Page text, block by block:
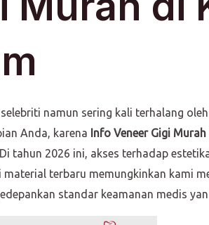
namun sering kali terhalang
Anda, karena Info Veneer Gigi
tahun 2026 ini, akses terhadap
terbaru memungkinkan kami
standar keamanan medis